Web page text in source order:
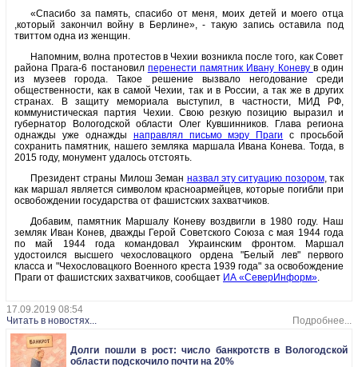
«Спасибо за память, спасибо от меня, моих детей и моего отца
,который закончил войну в Берлине», - такую запись оставила под
твиттом одна из женщин.
Напомним, волна протестов в Чехии возникла после того, как Совет
района Прага-6 постановил перенести памятник Ивану Коневу в один
из музеев города. Такое решение вызвало негодование среди
общественности, как в самой Чехии, так и в России, а так же в других
странах. В защиту мемориала выступил, в частности, МИД РФ,
коммунистическая партия Чехии. Свою резкую позицию выразил и
губернатор Вологодской области Олег Кувшинников. Глава региона
однажды уже однажды направлял письмо мэру Праги с просьбой
сохранить памятник, нашего земляка маршала Ивана Конева. Тогда, в
2015 году, монумент удалось отстоять.
Президент страны Милош Земан назвал эту ситуацию позором, так
как маршал является символом красноармейцев, которые погибли при
освобождении государства от фашистских захватчиков.
Добавим, памятник Маршалу Коневу воздвигли в 1980 году. Наш
земляк Иван Конев, дважды Герой Советского Союза с мая 1944 года
по май 1944 года командовал Украинским фронтом. Маршал
удостоился высшего чехословацкого ордена "Белый лев" первого
класса и "Чехословацкого Военного креста 1939 года" за освобождение
Праги от фашистских захватчиков, сообщает ИА «СеверИнформ».
17.09.2019 08:54
Читать в новостях...
Подробнее...
Долги пошли в рост: число банкротств в Вологодской
области подскочило почти на 20%